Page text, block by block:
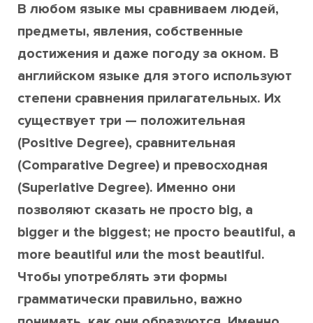
В любом языке мы сравниваем людей,
предметы, явления, собственные
достижения и даже погоду за окном. В
английском языке для этого используют
степени сравнения прилагательных. Их
существует три — положительная
(Positive Degree), сравнительная
(Comparative Degree) и превосходная
(Superlative Degree). Именно они
позволяют сказать не просто big, а
bigger и the biggest; не просто beautiful, а
more beautiful или the most beautiful.
Чтобы употреблять эти формы
грамматически правильно, важно